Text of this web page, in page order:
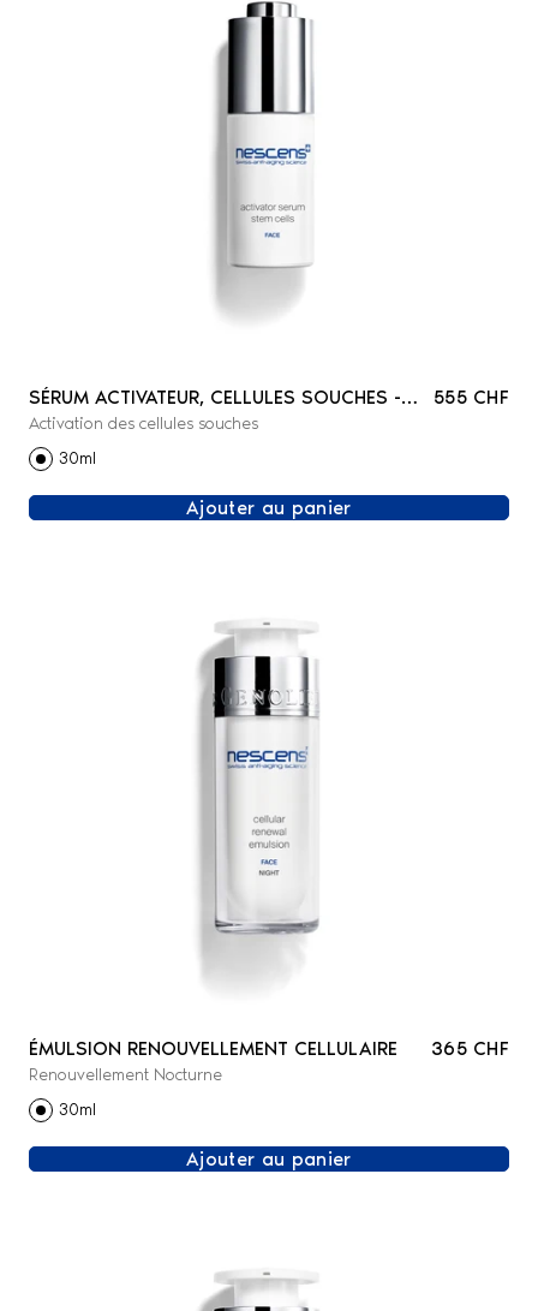
SÉRUM ACTIVATEUR, CELLULES SOUCHES -
VISAGE
Activation des cellules souches
555 CHF
30ml
Ajouter au panier
ÉMULSION RENOUVELLEMENT CELLULAIRE
Renouvellement Nocturne
365 CHF
30ml
Ajouter au panier